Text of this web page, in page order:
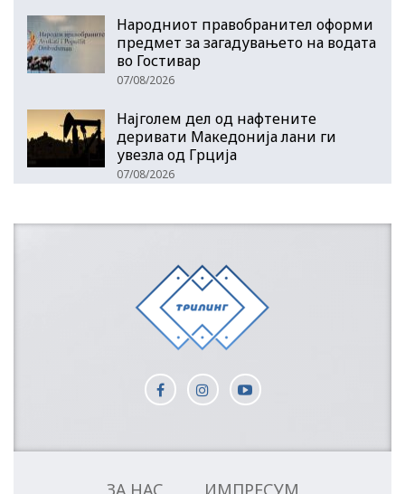
Народниот правобранител оформи
предмет за загадувањето на водата
во Гостивар
07/08/2026
Најголем дел од нафтените
деривати Македонија лани ги
увезла од Грција
07/08/2026